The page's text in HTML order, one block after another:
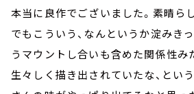
本当に良作でございました。素晴ら
でもこういう、なんというか淀みき
うマウントし合いも含めた関係性み
生々しく描き出されていたな、とい